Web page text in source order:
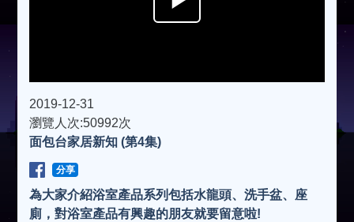
V
2019-12-31
瀏覽人次:50992次
面包台家居新知 (第4集)
分享
為大家介紹浴室產品系列包括水龍頭、洗手盆、座
廁，對浴室產品有興趣的朋友就要留意啦!